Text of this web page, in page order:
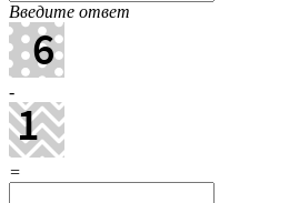
Введите ответ
-
=